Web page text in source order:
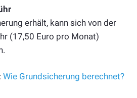
erhält, kann sich von der
(17,50 Euro pro Monat)
Wie Grundsicherung berechnet?